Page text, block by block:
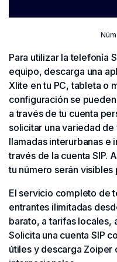
Para utilizar la telefonía
equipo, descarga una
Xlite en tu PC, tableta o
configuración se
a través de tu cuenta
solicitar una variedad
llamadas interurbanas e
través de la cuenta SIP.
tu número serán visibles
El servicio completo de
entrantes ilimitadas
barato, a tarifas locales,
Solicita una cuenta SIP
útiles y descarga Zoiper